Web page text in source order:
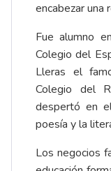
encabezar una
Fue alumno
Colegio del
Lleras el
Colegio del
despertó en
poesía y la
Los negocios